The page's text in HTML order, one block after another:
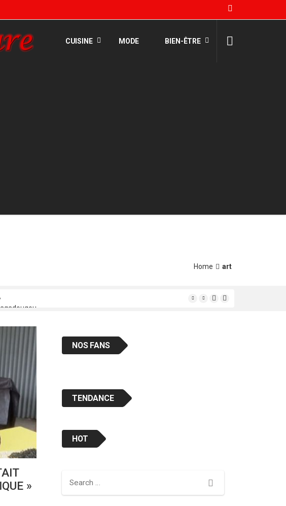
CUISINE MODE BIEN-ÊTRE
Home art
ministre
musiciens bobolais « en classe «
»
NOS FANS
TENDANCE
HOT
Search